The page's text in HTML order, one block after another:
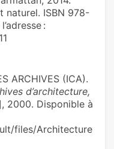
naturel. ISBN 978-
:
ARCHIVES (ICA).
d’architecture,
2000. Disponible à
files/Architecture